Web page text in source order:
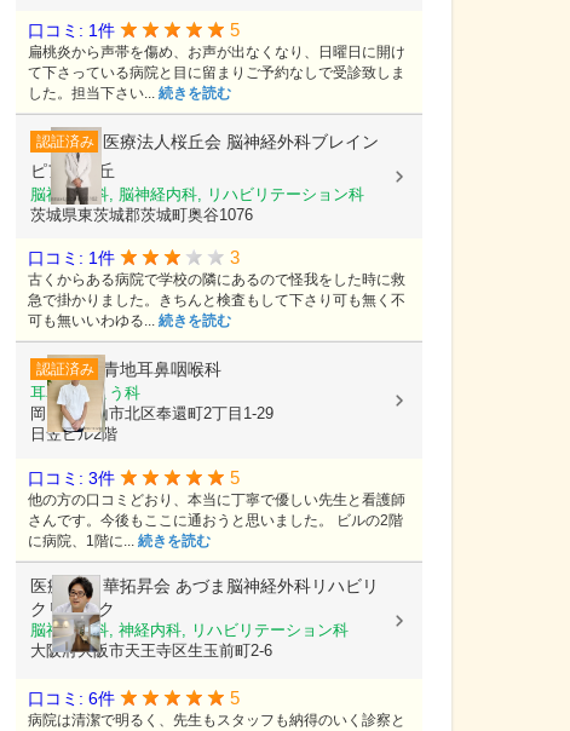
口コミ: 1件 5
扁桃炎から声帯を傷め、お声が出なくなり、日曜日に開け
て下さっている病院と目に留まりご予約なしで受診致しま
した。担当下さい... 続きを読む
認証済み 医療法人桜丘会 脳神経外科ブレイン
ピア桜ケ丘
脳神経外科, 脳神経内科, リハビリテーション科
茨城県東茨城郡茨城町奥谷1076
口コミ: 1件 3
古くからある病院で学校の隣にあるので怪我をした時に救
急で掛かりました。きちんと検査もして下さり可も無く不
可も無いいわゆる... 続きを読む
認証済み 青地耳鼻咽喉科
耳鼻いんこう科
岡山県岡山市北区奉還町2丁目1-29
日笠ビル2階
口コミ: 3件 5
他の方の口コミどおり、本当に丁寧で優しい先生と看護師
さんです。今後もここに通おうと思いました。 ビルの2階
に病院、1階に... 続きを読む
医療法人 華拓昇会 あづま脳神経外科リハビリ
クリニック
脳神経外科, 神経内科, リハビリテーション科
大阪府大阪市天王寺区生玉前町2-6
口コミ: 6件 5
病院は清潔で明るく、先生もスタッフも納得のいく診察と